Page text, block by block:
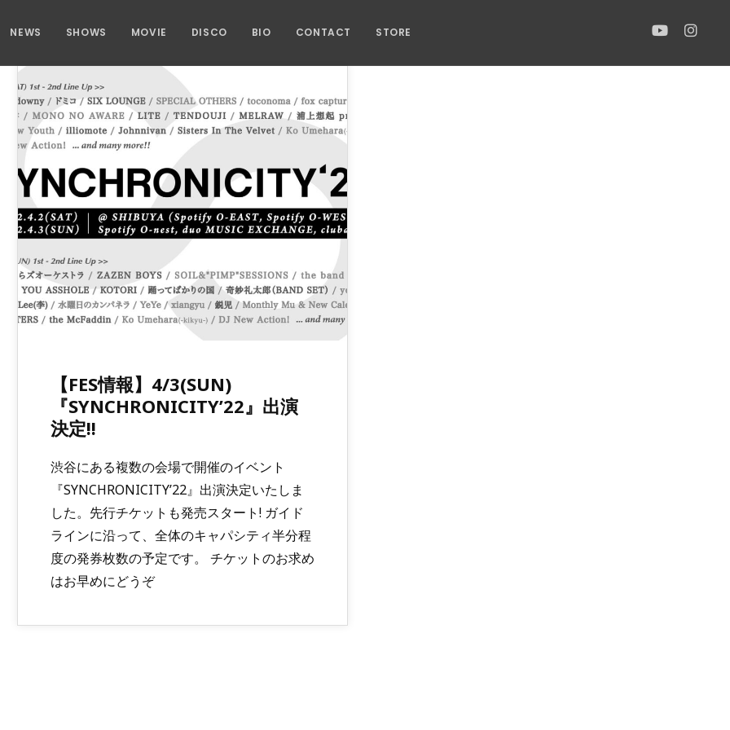
NEWS SHOWS MOVIE DISCO BIO CONTACT STORE
【FES情報】4/3(SUN)
『SYNCHRONICITY’22』出演
決定!!
渋谷にある複数の会場で開催のイベント
『SYNCHRONICITY’22』出演決定いたしま
した。先行チケットも発売スタート! ガイド
ラインに沿って、全体のキャパシティ半分程
度の発券枚数の予定です。 チケットのお求め
はお早めにどうぞ